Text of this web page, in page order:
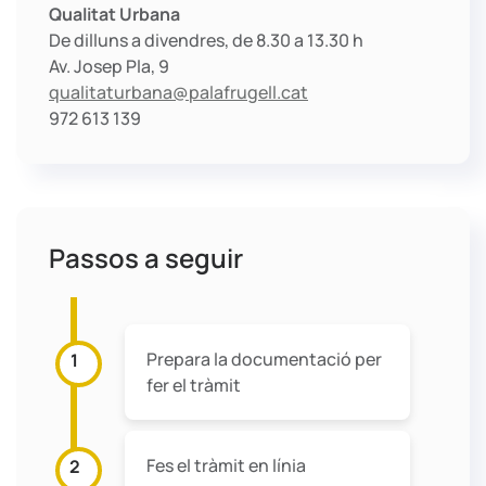
Qualitat Urbana
De dilluns a divendres, de 8.30 a 13.30 h
Av. Josep Pla, 9
qualitaturbana@palafrugell.cat
972 613 139
Passos a seguir
Prepara la documentació per
fer el tràmit
1
Fes el tràmit en línia
2